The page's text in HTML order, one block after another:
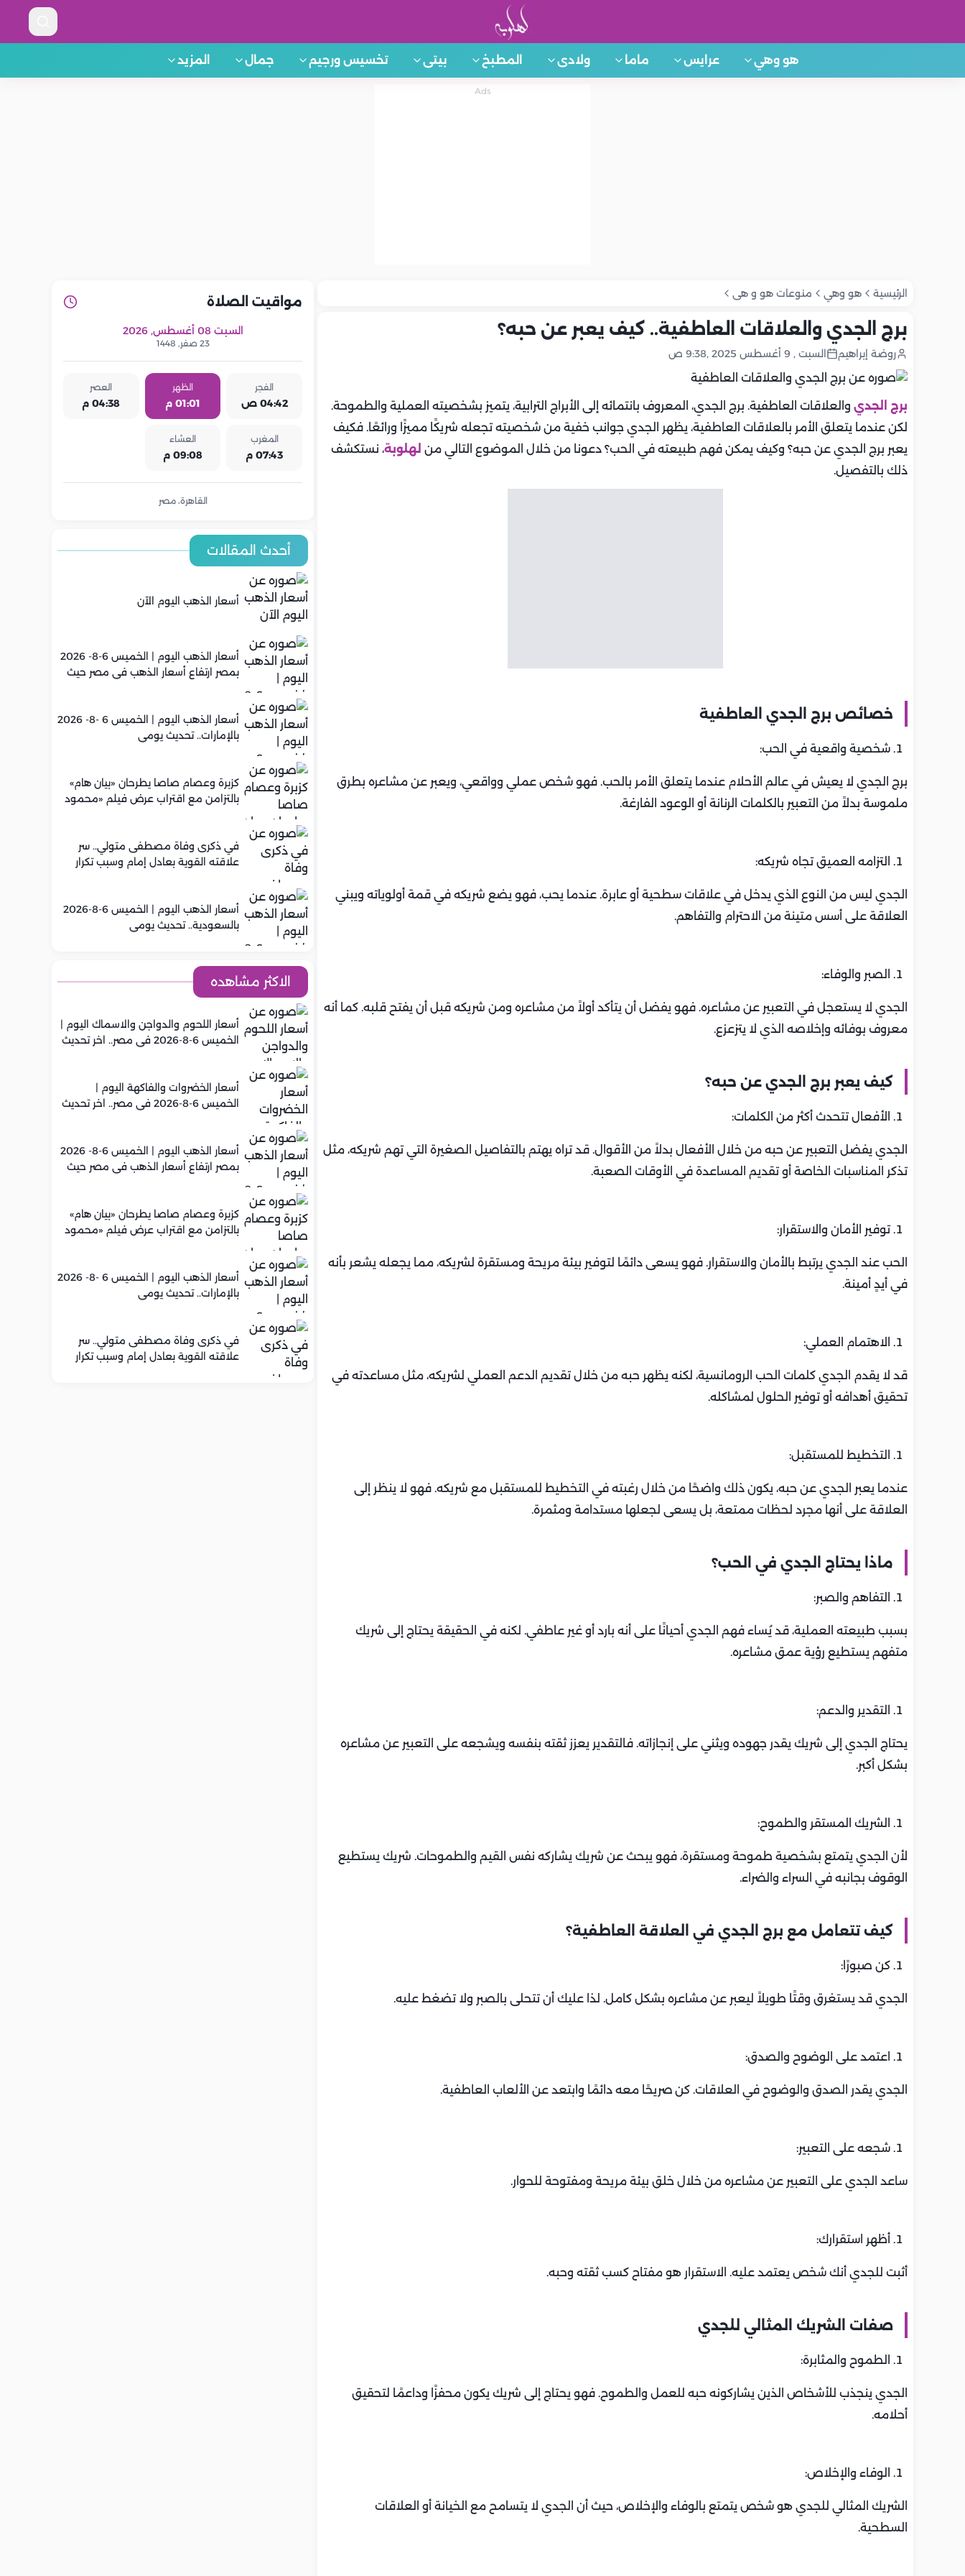
هو وهي عرايس ماما ولادى المطبخ بيتى تخسيس ورجيم جمال المزيد
الرئيسية هو وهي منوعات هو و هى
برج الجدي والعلاقات العاطفية.. كيف يعبر عن حبه؟
روضة إبراهيم السبت , 9 أغسطس 2025 ,9:38 ص
برج الجدي والعلاقات العاطفية. برج الجدي، المعروف بانتمائه إلى الأبراج الترابية، يتميز بشخصيته العملية والطموحة.
لكن عندما يتعلق الأمر بالعلاقات العاطفية، يظهر الجدي جوانب خفية من شخصيته تجعله شريكًا مميزًا ورائعًا. فكيف
يعبر برج الجدي عن حبه؟ وكيف يمكن فهم طبيعته في الحب؟ دعونا من خلال الموضوع التالي من لهلوبة، نستكشف
ذلك بالتفصيل.
خصائص برج الجدي العاطفية
شخصية واقعية في الحب:
برج الجدي لا يعيش في عالم الأحلام عندما يتعلق الأمر بالحب. فهو شخص عملي وواقعي، ويعبر عن مشاعره بطرق
ملموسة بدلاً من التعبير بالكلمات الرنانة أو الوعود الفارغة.
التزامه العميق تجاه شريكه:
الجدي ليس من النوع الذي يدخل في علاقات سطحية أو عابرة. عندما يحب، فهو يضع شريكه في قمة أولوياته ويبني
العلاقة على أسس متينة من الاحترام والتفاهم.
الصبر والوفاء:
الجدي لا يستعجل في التعبير عن مشاعره. فهو يفضل أن يتأكد أولاً من مشاعره ومن شريكه قبل أن يفتح قلبه. كما أنه
معروف بوفائه وإخلاصه الذي لا يتزعزع.
كيف يعبر برج الجدي عن حبه؟
الأفعال تتحدث أكثر من الكلمات:
الجدي يفضل التعبير عن حبه من خلال الأفعال بدلاً من الأقوال. قد تراه يهتم بالتفاصيل الصغيرة التي تهم شريكه، مثل
تذكر المناسبات الخاصة أو تقديم المساعدة في الأوقات الصعبة.
توفير الأمان والاستقرار:
الحب عند الجدي يرتبط بالأمان والاستقرار. فهو يسعى دائمًا لتوفير بيئة مريحة ومستقرة لشريكه، مما يجعله يشعر بأنه
في أيدٍ أمينة.
الاهتمام العملي:
قد لا يقدم الجدي كلمات الحب الرومانسية، لكنه يظهر حبه من خلال تقديم الدعم العملي لشريكه، مثل مساعدته في
تحقيق أهدافه أو توفير الحلول لمشاكله.
التخطيط للمستقبل:
عندما يعبر الجدي عن حبه، يكون ذلك واضحًا من خلال رغبته في التخطيط للمستقبل مع شريكه. فهو لا ينظر إلى
العلاقة على أنها مجرد لحظات ممتعة، بل يسعى لجعلها مستدامة ومثمرة.
ماذا يحتاج الجدي في الحب؟
التفاهم والصبر:
بسبب طبيعته العملية، قد يُساء فهم الجدي أحيانًا على أنه بارد أو غير عاطفي. لكنه في الحقيقة يحتاج إلى شريك
متفهم يستطيع رؤية عمق مشاعره.
التقدير والدعم:
يحتاج الجدي إلى شريك يقدر جهوده ويثني على إنجازاته. فالتقدير يعزز ثقته بنفسه ويشجعه على التعبير عن مشاعره
بشكل أكبر.
الشريك المستقر والطموح:
لأن الجدي يتمتع بشخصية طموحة ومستقرة، فهو يبحث عن شريك يشاركه نفس القيم والطموحات. شريك يستطيع
الوقوف بجانبه في السراء والضراء.
كيف تتعامل مع برج الجدي في العلاقة العاطفية؟
كن صبورًا:
الجدي قد يستغرق وقتًا طويلاً ليعبر عن مشاعره بشكل كامل. لذا عليك أن تتحلى بالصبر ولا تضغط عليه.
اعتمد على الوضوح والصدق:
الجدي يقدر الصدق والوضوح في العلاقات. كن صريحًا معه دائمًا وابتعد عن الألعاب العاطفية.
شجعه على التعبير:
ساعد الجدي على التعبير عن مشاعره من خلال خلق بيئة مريحة ومفتوحة للحوار.
أظهر استقرارك:
أثبت للجدي أنك شخص يعتمد عليه. الاستقرار هو مفتاح كسب ثقته وحبه.
صفات الشريك المثالي للجدي
الطموح والمثابرة:
الجدي ينجذب للأشخاص الذين يشاركونه حبه للعمل والطموح. فهو يحتاج إلى شريك يكون محفزًا وداعمًا لتحقيق
أحلامه.
الوفاء والإخلاص:
الشريك المثالي للجدي هو شخص يتمتع بالوفاء والإخلاص، حيث أن الجدي لا يتسامح مع الخيانة أو العلاقات
السطحية.
مواقيت الصلاة
السبت 08 أغسطس, 2026
23 صفر, 1448
الفجر
04:42 ص
الظهر
01:01 م
العصر
04:38 م
المغرب
07:43 م
العشاء
09:08 م
القاهرة، مصر
أحدث المقالات
أسعار الذهب اليوم الآن
أسعار الذهب اليوم | الخميس 6-8- 2026
بمصر ارتفاع أسعار الذهب في مصر حيث
أسعار الذهب اليوم | الخميس 6 -8- 2026
بالإمارات.. تحديث يومي
كزبرة وعصام صاصا يطرحان «بيان هام»
بالتزامن مع اقتراب عرض فيلم «محمود
في ذكرى وفاة مصطفى متولي.. سر
علاقته القوية بعادل إمام وسبب تكرار
أسعار الذهب اليوم | الخميس 6-8-2026
بالسعودية.. تحديث يومي
الاكثر مشاهده
أسعار اللحوم والدواجن والاسماك اليوم |
الخميس 6-8-2026 في مصر.. اخر تحديث
أسعار الخضروات والفاكهة اليوم |
الخميس 6-8-2026 في مصر.. اخر تحديث
أسعار الذهب اليوم | الخميس 6-8- 2026
بمصر ارتفاع أسعار الذهب في مصر حيث
كزبرة وعصام صاصا يطرحان «بيان هام»
بالتزامن مع اقتراب عرض فيلم «محمود
أسعار الذهب اليوم | الخميس 6 -8- 2026
بالإمارات.. تحديث يومي
في ذكرى وفاة مصطفى متولي.. سر
علاقته القوية بعادل إمام وسبب تكرار